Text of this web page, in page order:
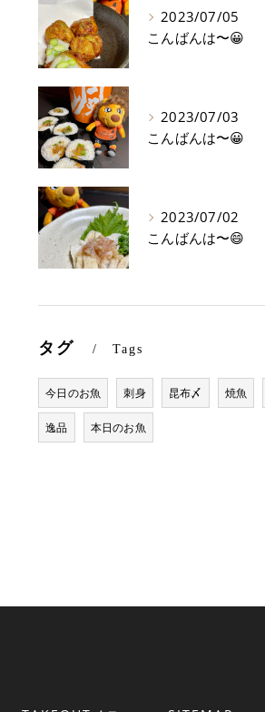
2023/07/05
こんばんは〜😀
2023/07/03
こんばんは〜😀
2023/07/02
こんばんは〜😄
タグ Tags
今日のお魚 刺身 昆布〆 焼魚
逸品 本日のお魚